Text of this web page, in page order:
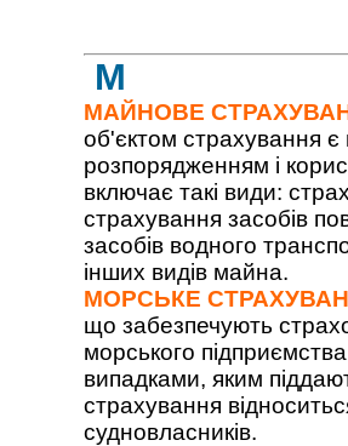
М
МАЙНОВЕ
об'єктом страхування є
розпорядженням і
включає такі види:
страхування засобів
засобів водного
інших видів майна.
МОРСЬКЕ
що забезпечують
морського
випадками, яким
страхування
судновласників.